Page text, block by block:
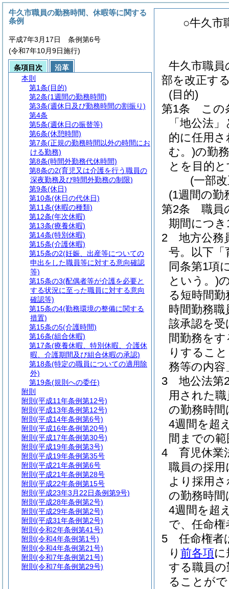
○牛久市
牛久市職員
部を改正す
(目的)
第1条
この
「地公法
的に任用
む。)の勤
とを目的
(一部
(1週間の勤
第2条
職員
期間につ
2
地方公務
号。以下「
同条第1項
という。)
る短時間
時間勤務
該承認を受
間勤務を
りするこ
務等の内
3
地公法第
用された職
の勤務時間
4週間を超
間までの
4
育児休業
職員の採
より採用
の勤務時間
4週間を超
で、任命
5
任命権者
り 前各項に
する職員
ることが
牛久市職員の勤務時間、休暇等に関する
条例
平成7年3月17日 条例第6号
(令和7年10月9日施行)
条項目次
沿革
本則
第1条(目的)
第2条(1週間の勤務時間)
第3条(週休日及び勤務時間の割振り)
第4条
第5条(週休日の振替等)
第6条(休憩時間)
第7条(正規の勤務時間以外の時間にお
ける勤務)
第8条(時間外勤務代休時間)
第8条の2(育児又は介護を行う職員の
深夜勤務及び時間外勤務の制限)
第9条(休日)
第10条(休日の代休日)
第11条(休暇の種類)
第12条(年次休暇)
第13条(療養休暇)
第14条(特別休暇)
第15条(介護休暇)
第15条の2(妊娠、出産等についての
申出をした職員等に対する意向確認
等)
第15条の3(配偶者等が介護を必要と
する状況に至った職員に対する意向
確認等)
第15条の4(勤務環境の整備に関する
措置)
第15条の5(介護時間)
第16条(組合休暇)
第17条(療養休暇、特別休暇、介護休
暇、介護期間及び組合休暇の承認)
第18条(特定の職員についての適用除
外)
第19条(規則への委任)
附則
附則 (平成11年条例第12号)
附則 (平成13年条例第12号)
附則 (平成14年条例第6号)
附則 (平成16年条例第20号)
附則 (平成17年条例第30号)
附則 (平成19年条例第3号)
附則 (平成19年条例第35号
附則 (平成21年条例第6号
附則 (平成21年条例第28号
附則 (平成22年条例第15号
附則 (平成23年3月22日条例第9号)
附則 (平成28年条例第2号)
附則 (平成29年条例第2号)
附則 (平成31年条例第2号)
附則 (令和2年条例第41号)
附則 (令和4年条例第1号)
附則 (令和4年条例第21号)
附則 (令和7年条例第21号)
附則 (令和7年条例第29号)